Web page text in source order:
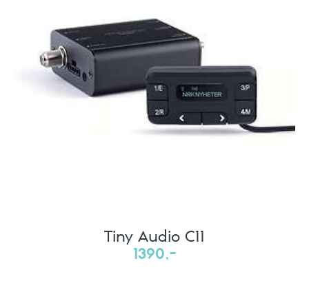
Tiny Audio C11
1390,-